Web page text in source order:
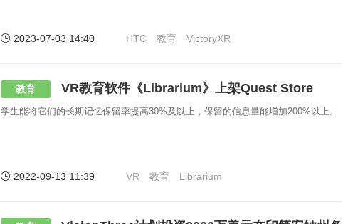
2023-07-03 14:40 HTC 教育 VictoryXR
教育 VR教育软件《Librarium》上架Quest Store
学生能将它们的长期记忆保留率提高30%及以上，保留的信息量能增加200%以上。
2022-09-13 11:39 VR 教育 Librarium